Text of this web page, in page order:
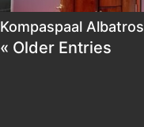
Kompaspaal Albatros
« Older Entries